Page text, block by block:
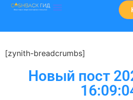
[zynith-breadcrumbs]
Новый пост